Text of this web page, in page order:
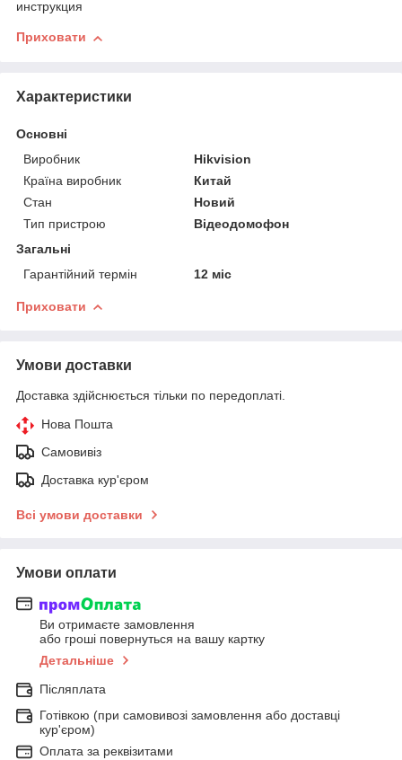
инструкция
Приховати
Характеристики
Основні
Виробник
Hikvision
Країна виробник
Китай
Стан
Новий
Тип пристрою
Відеодомофон
Загальні
Гарантійний термін
12 міс
Приховати
Умови доставки
Доставка здійснюється тільки по передоплаті.
Нова Пошта
Самовивіз
Доставка кур'єром
Всі умови доставки
Умови оплати
Ви отримаєте замовлення
або гроші повернуться на вашу картку
Детальніше
Післяплата
Готівкою (при самовивозі замовлення або доставці
кур'єром)
Оплата за реквізитами